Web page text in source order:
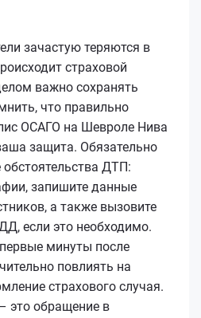
зачастую теряются в
страховой
важно сохранять
что правильно
ОСАГО на Шевроле Нива
защита. Обязательно
обстоятельства ДТП:
запишите данные
а также вызовите
если это необходимо.
минуты после
повлиять на
страхового случая.
это обращение в